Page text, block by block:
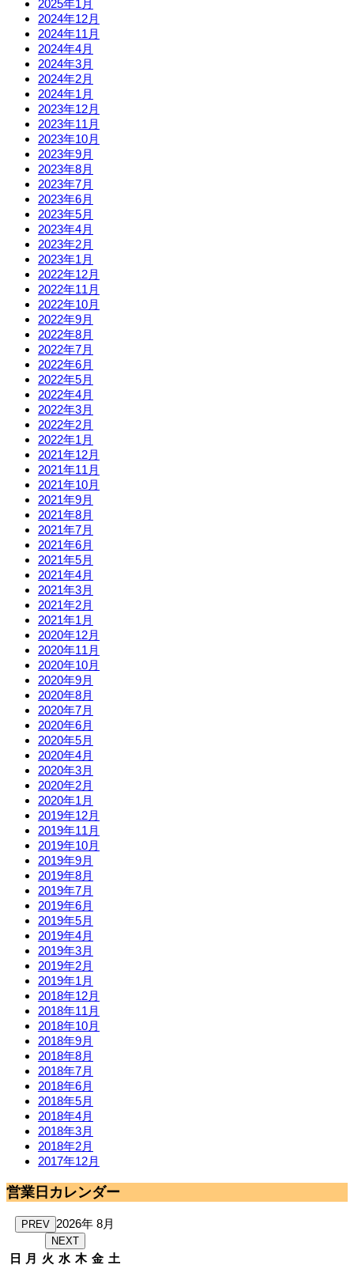
2025年1月
2024年12月
2024年11月
2024年4月
2024年3月
2024年2月
2024年1月
2023年12月
2023年11月
2023年10月
2023年9月
2023年8月
2023年7月
2023年6月
2023年5月
2023年4月
2023年2月
2023年1月
2022年12月
2022年11月
2022年10月
2022年9月
2022年8月
2022年7月
2022年6月
2022年5月
2022年4月
2022年3月
2022年2月
2022年1月
2021年12月
2021年11月
2021年10月
2021年9月
2021年8月
2021年7月
2021年6月
2021年5月
2021年4月
2021年3月
2021年2月
2021年1月
2020年12月
2020年11月
2020年10月
2020年9月
2020年8月
2020年7月
2020年6月
2020年5月
2020年4月
2020年3月
2020年2月
2020年1月
2019年12月
2019年11月
2019年10月
2019年9月
2019年8月
2019年7月
2019年6月
2019年5月
2019年4月
2019年3月
2019年2月
2019年1月
2018年12月
2018年11月
2018年10月
2018年9月
2018年8月
2018年7月
2018年6月
2018年5月
2018年4月
2018年3月
2018年2月
2017年12月
営業日カレンダー
PREV 2026年 8月
NEXT
日 月 火 水 木 金 土